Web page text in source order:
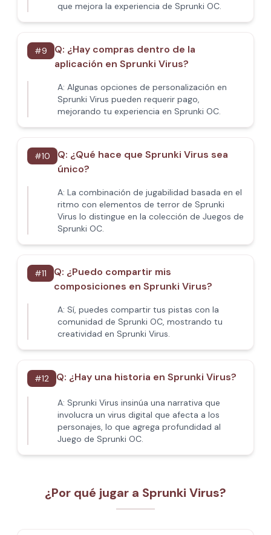
que mejora la experiencia de Sprunki OC.
#9 Q: ¿Hay compras dentro de la
aplicación en Sprunki Virus?
A: Algunas opciones de personalización en
Sprunki Virus pueden requerir pago,
mejorando tu experiencia en Sprunki OC.
#10 Q: ¿Qué hace que Sprunki Virus sea
único?
A: La combinación de jugabilidad basada en el
ritmo con elementos de terror de Sprunki
Virus lo distingue en la colección de Juegos de
Sprunki OC.
#11 Q: ¿Puedo compartir mis
composiciones en Sprunki Virus?
A: Sí, puedes compartir tus pistas con la
comunidad de Sprunki OC, mostrando tu
creatividad en Sprunki Virus.
#12 Q: ¿Hay una historia en Sprunki Virus?
A: Sprunki Virus insinúa una narrativa que
involucra un virus digital que afecta a los
personajes, lo que agrega profundidad al
Juego de Sprunki OC.
¿Por qué jugar a Sprunki Virus?